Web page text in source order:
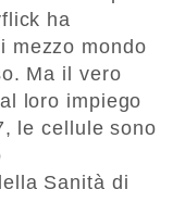
ha
mezzo mondo
Ma il vero
loro impiego
le cellule sono
Sanità di